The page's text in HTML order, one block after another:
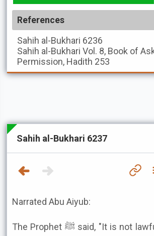
References
Sahih al-Bukhari 6236
Sahih al-Bukhari Vol. 8, Book of
Permission, Hadith 253
Sahih al-Bukhari 6237
Narrated Abu Aiyub:
The Prophet ﷺ said, "It is not lawful for a Muslim